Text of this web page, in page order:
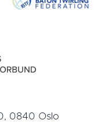
0840 Oslo